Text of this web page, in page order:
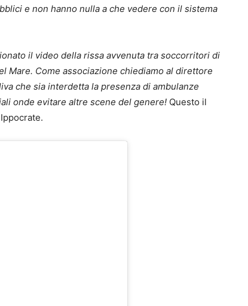
e non hanno nulla a che vedere con il sistema
il video della rissa avvenuta tra soccorritori di
Mare. Come associazione chiediamo al direttore
che sia interdetta la presenza di ambulanze
onde evitare altre scene del genere! Questo il